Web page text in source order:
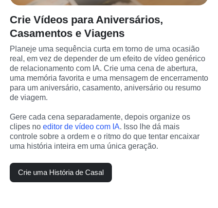
Crie Vídeos para Aniversários,
Casamentos e Viagens
Planeje uma sequência curta em torno de uma ocasião
real, em vez de depender de um efeito de vídeo genérico
de relacionamento com IA. Crie uma cena de abertura,
uma memória favorita e uma mensagem de encerramento
para um aniversário, casamento, aniversário ou resumo
de viagem.
Gere cada cena separadamente, depois organize os
clipes no editor de vídeo com IA. Isso lhe dá mais
controle sobre a ordem e o ritmo do que tentar encaixar
uma história inteira em uma única geração.
Crie uma História de Casal